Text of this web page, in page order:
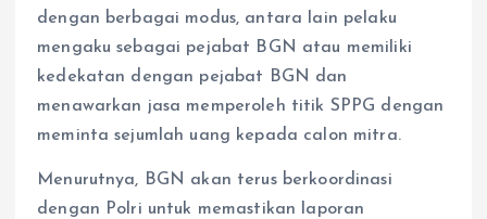
dengan berbagai modus, antara lain pelaku
mengaku sebagai pejabat BGN atau memiliki
kedekatan dengan pejabat BGN dan
menawarkan jasa memperoleh titik SPPG dengan
meminta sejumlah uang kepada calon mitra.
Menurutnya, BGN akan terus berkoordinasi
dengan Polri untuk memastikan laporan